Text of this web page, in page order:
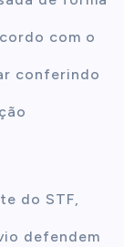
com o
conferindo
do STF,
defendem